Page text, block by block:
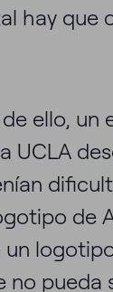
hay que
ello, un
UCLA
de
un
no pueda